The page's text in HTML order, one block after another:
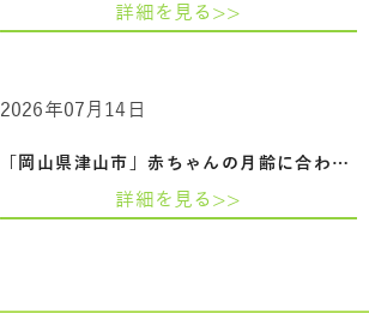
詳細を見る>>
「岡山県津山市」赤ちゃんの月齢に合わせ…
2026年07月14日
詳細を見る>>